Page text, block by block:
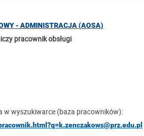
- ADMINISTRACJA (AOSA)
pracownik obsługi
w wyszukiwarce (baza pracowników):